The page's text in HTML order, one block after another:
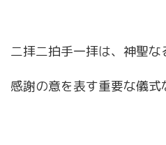
二拝二拍手一拝は、神聖
感謝の意を表す重要な儀式